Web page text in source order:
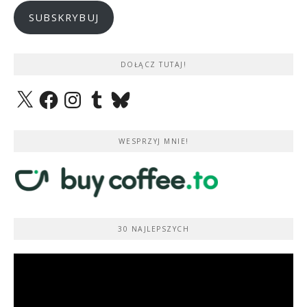
SUBSKRYBUJ
DOŁĄCZ TUTAJ!
X FacebookInstagramTumblrBluesky
WESPRZYJ MNIE!
30 NAJLEPSZYCH